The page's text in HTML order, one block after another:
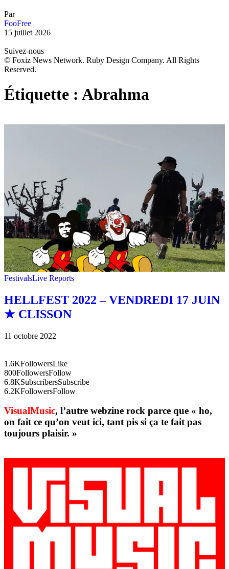
Par
FooFree
15 juillet 2026
Suivez-nous
© Foxiz News Network. Ruby Design Company. All Rights
Reserved.
Étiquette : Abrahma
FestivalsLive Reports
HELLFEST 2022 – VENDREDI 17 JUIN
★ CLISSON
11 octobre 2022
1.6KFollowersLike
800FollowersFollow
6.8KSubscribersSubscribe
6.2KFollowersFollow
VisualMusic, l’autre webzine rock parce que « ho,
on fait ce qu’on veut ici, tant pis si ça te fait pas
toujours plaisir. »